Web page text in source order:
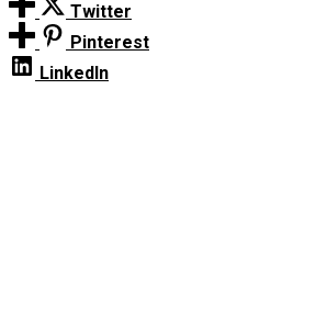
Twitter
Pinterest
LinkedIn